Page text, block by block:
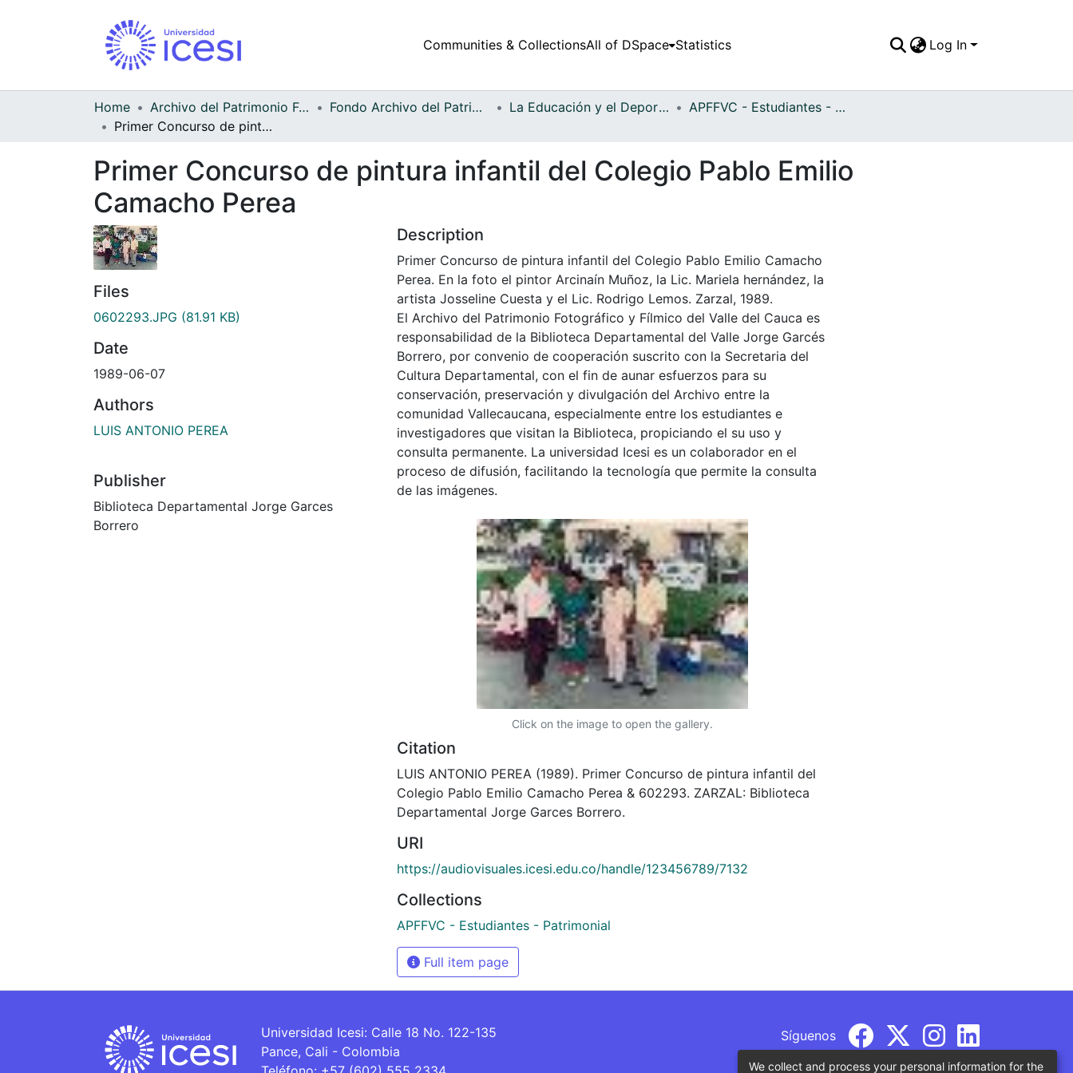
Communities & CollectionsAll of DSpace Statistics Log In
Home Archivo del Patrimonio Fotográfico y Fílmico del Valle del Cauca Fondo Archivo del Patrimonio Fotográfico y Fílmico del Valle del Cauca La Educación y el Deporte
APFFVC - Estudiantes - Patrimonial
Primer Concurso de pintura infantil del Colegio Pablo Emilio Camacho Perea
Primer Concurso de pintura infantil del Colegio Pablo Emilio
Camacho Perea
Files
0602293.JPG (81.91 KB)
Date
1989-06-07
Authors
LUIS ANTONIO PEREA
Publisher
Biblioteca Departamental Jorge Garces
Borrero
Description
Primer Concurso de pintura infantil del Colegio Pablo Emilio Camacho
Perea. En la foto el pintor Arcinaín Muñoz, la Lic. Mariela hernández, la
artista Josseline Cuesta y el Lic. Rodrigo Lemos. Zarzal, 1989.
El Archivo del Patrimonio Fotográfico y Fílmico del Valle del Cauca es
responsabilidad de la Biblioteca Departamental del Valle Jorge Garcés
Borrero, por convenio de cooperación suscrito con la Secretaria del
Cultura Departamental, con el fin de aunar esfuerzos para su
conservación, preservación y divulgación del Archivo entre la
comunidad Vallecaucana, especialmente entre los estudiantes e
investigadores que visitan la Biblioteca, propiciando el su uso y
consulta permanente. La universidad Icesi es un colaborador en el
proceso de difusión, facilitando la tecnología que permite la consulta
de las imágenes.
Click on the image to open the gallery.
Citation
LUIS ANTONIO PEREA (1989). Primer Concurso de pintura infantil del
Colegio Pablo Emilio Camacho Perea & 602293. ZARZAL: Biblioteca
Departamental Jorge Garces Borrero.
URI
https://audiovisuales.icesi.edu.co/handle/123456789/7132
Collections
APFFVC - Estudiantes - Patrimonial
Full item page
Universidad Icesi: Calle 18 No. 122-135
Pance, Cali - Colombia
Síguenos
We collect and process your personal information for the